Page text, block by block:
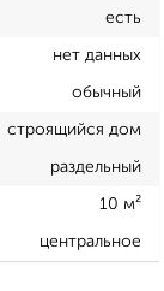
есть
нет данных
обычный
строящийся дом
раздельный
10 м²
центральное